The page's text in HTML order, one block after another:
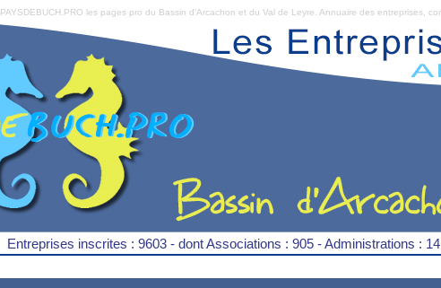
PAYSDEBUCH.PRO les pages pro du Bassin d'Arcachon et du Val de Leyre. Annuaire des entreprises,
Entreprises inscrites : 9603 - dont Associations : 905 - Administrations :